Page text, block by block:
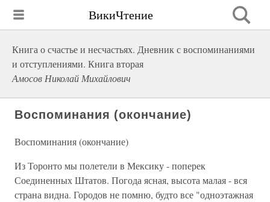
ВикиЧтение
Книга о счастье и несчастьях. Дневник с воспоминаниями
и отступлениями. Книга вторая
Амосов Николай Михайлович
Воспоминания (окончание)
Воспоминания (окончание)
Из Торонто мы полетели в Мексику - поперек
Соединенных Штатов. Погода ясная, высота малая - вся
страна видна. Городов не помню, будто все "одноэтажная